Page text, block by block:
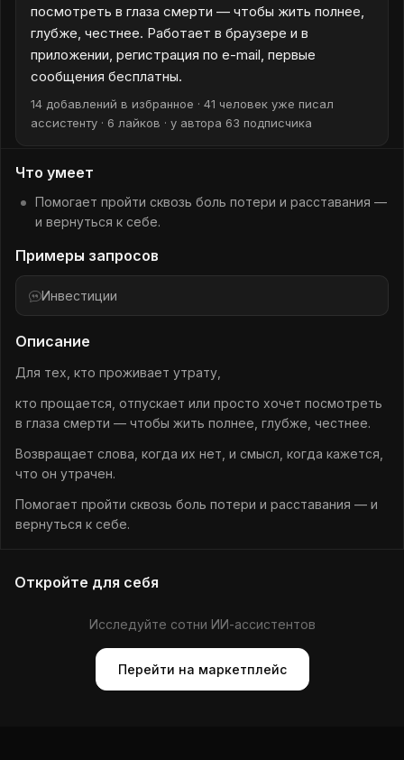
посмотреть в глаза смерти — чтобы жить полнее,
глубже, честнее. Работает в браузере и в
приложении, регистрация по e-mail, первые
сообщения бесплатны.
14 добавлений в избранное · 41 человек уже писал
ассистенту · 6 лайков · у автора 63 подписчика
Что умеет
Помогает пройти сквозь боль потери и расставания —
и вернуться к себе.
Примеры запросов
Инвестиции
Описание
Для тех, кто проживает утрату,
кто прощается, отпускает или просто хочет посмотреть
в глаза смерти — чтобы жить полнее, глубже, честнее.
Возвращает слова, когда их нет, и смысл, когда кажется,
что он утрачен.
Помогает пройти сквозь боль потери и расставания — и
вернуться к себе.
Откройте для себя
Исследуйте сотни ИИ-ассистентов
Перейти на маркетплейс